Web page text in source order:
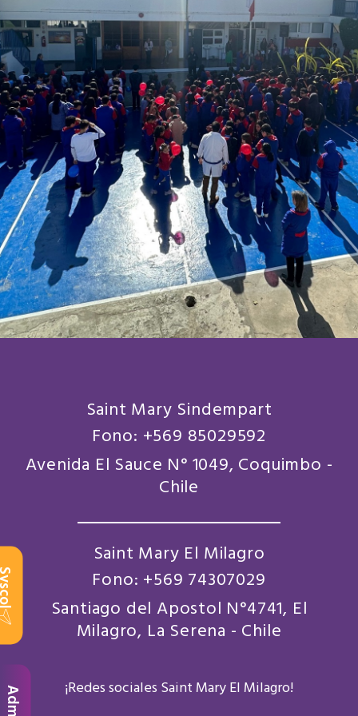
Saint Mary Sindempart
Fono: +569 85029592
Avenida El Sauce N° 1049, Coquimbo -
Chile
Saint Mary El Milagro
Fono: +569 74307029
Santiago del Apostol N°4741, El
Milagro, La Serena - Chile
¡Redes sociales Saint Mary El Milagro!